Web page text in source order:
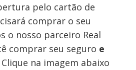
pelo cartão de
comprar o seu
o nosso parceiro Real
comprar seu seguro e
Clique na imagem abaixo